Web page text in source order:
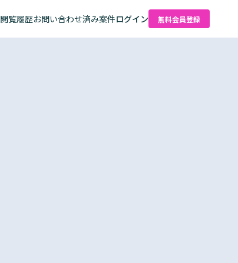
閲覧履歴お問い合わせ済み案件ログイン 無料会員登録